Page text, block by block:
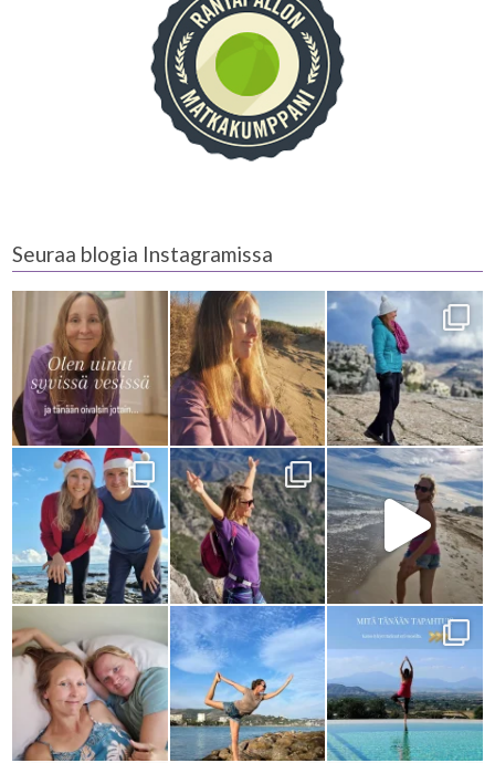
Seuraa blogia Instagramissa